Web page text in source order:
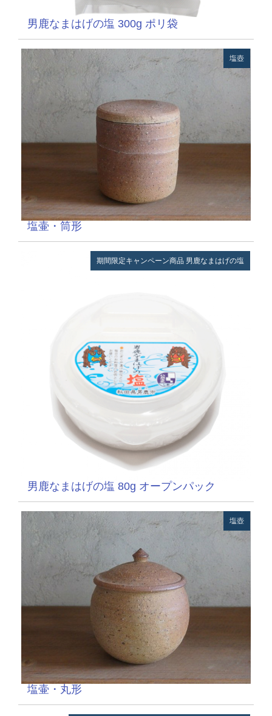
男鹿なまはげの塩 300g ポリ袋
塩壺
塩壷・筒形
期間限定キャンペーン商品 男鹿なまはげの塩
男鹿なまはげの塩 80g オープンパック
塩壺
塩壷・丸形